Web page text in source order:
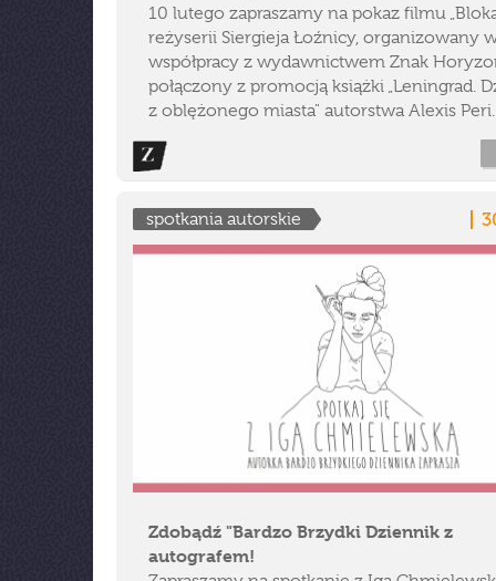
10 lutego zapraszamy na pokaz filmu
reżyserii Siergieja Łoźnicy, organizowany
współpracy z wydawnictwem Znak
połączony z promocją książki „Leningrad.
z oblężonego miasta" autorstwa Alexis Peri.
spotkania autorskie
Zdobądź "Bardzo Brzydki Dziennik z
autografem!